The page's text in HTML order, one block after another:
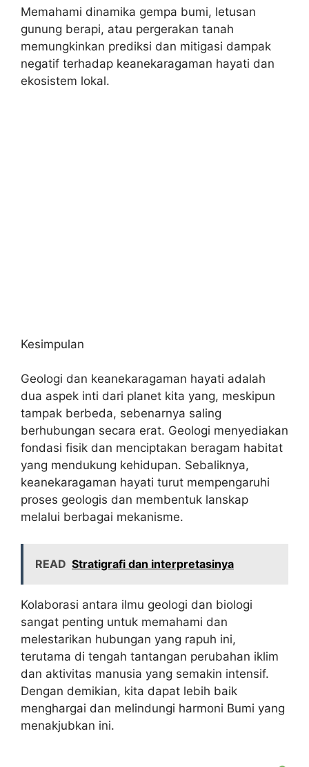
Memahami dinamika gempa bumi, letusan
gunung berapi, atau pergerakan tanah
memungkinkan prediksi dan mitigasi dampak
negatif terhadap keanekaragaman hayati dan
ekosistem lokal.
Kesimpulan
Geologi dan keanekaragaman hayati adalah
dua aspek inti dari planet kita yang, meskipun
tampak berbeda, sebenarnya saling
berhubungan secara erat. Geologi menyediakan
fondasi fisik dan menciptakan beragam habitat
yang mendukung kehidupan. Sebaliknya,
keanekaragaman hayati turut mempengaruhi
proses geologis dan membentuk lanskap
melalui berbagai mekanisme.
READ Stratigrafi dan interpretasinya
Kolaborasi antara ilmu geologi dan biologi
sangat penting untuk memahami dan
melestarikan hubungan yang rapuh ini,
terutama di tengah tantangan perubahan iklim
dan aktivitas manusia yang semakin intensif.
Dengan demikian, kita dapat lebih baik
menghargai dan melindungi harmoni Bumi yang
menakjubkan ini.